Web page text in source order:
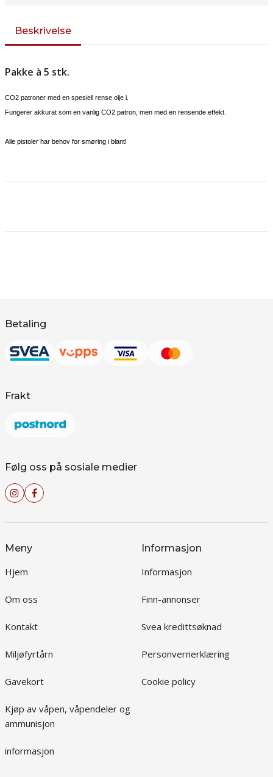
Beskrivelse
Pakke à 5 stk.
CO2 patroner med en spesiell rense olje i.
Fungerer akkurat som en vanlig CO2 patron, men med en rensende effekt.
Alle pistoler har behov for smøring i blant!
Betaling
Frakt
Følg oss på sosiale medier
Meny
Hjem
Om oss
Kontakt
Miljøfyrtårn
Gavekort
Kjøp av våpen, våpendeler og
ammunisjon
informasjon
Informasjon
Informasjon
Finn-annonser
Svea kredittsøknad
Personvernerklæring
Cookie policy